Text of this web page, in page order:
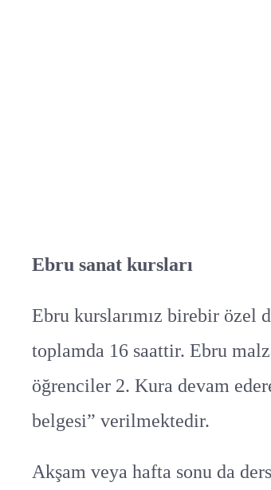
Ebru sanat kursları
Ebru kurslarımız birebir özel
toplamda 16 saattir. Ebru
öğrenciler 2. Kura devam
belgesi” verilmektedir.
Akşam veya hafta sonu da